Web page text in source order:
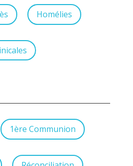
Homélies
1ère Communion